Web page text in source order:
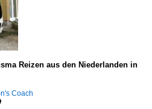
Reizen aus den Niederlanden in
Coach